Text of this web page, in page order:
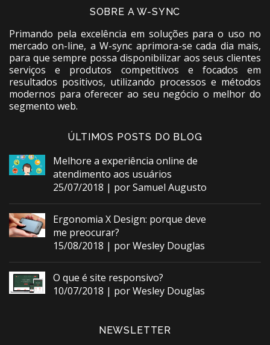
SOBRE A W-SYNC
Primando pela excelência em soluções para o uso no
mercado on-line, a W-sync aprimora-se cada dia mais,
para que sempre possa disponibilizar aos seus clientes
serviços e produtos competitivos e focados em
resultados positivos, utilizando processos e métodos
modernos para oferecer ao seu negócio o melhor do
segmento web.
ÚLTIMOS POSTS DO BLOG
Melhore a experiência online de
atendimento aos usuários
25/07/2018 | por Samuel Augusto
Ergonomia X Design: porque deve
me preocurar?
15/08/2018 | por Wesley Douglas
O que é site responsivo?
10/07/2018 | por Wesley Douglas
NEWSLETTER